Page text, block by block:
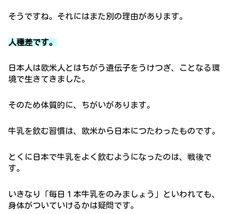
そうですね。それにはまた別の理由があります。
人種差です。
日本人は欧米人とはちがう遺伝子をうけつぎ、ことなる環
境で生きてきました。
そのため体質的に、ちがいがあります。
牛乳を飲む習慣は、欧米から日本につたわったものです。
とくに日本で牛乳をよく飲むようになったのは、戦後で
す。
いきなり「毎日１本牛乳をのみましょう」といわれても、
身体がついていけるかは疑問です。